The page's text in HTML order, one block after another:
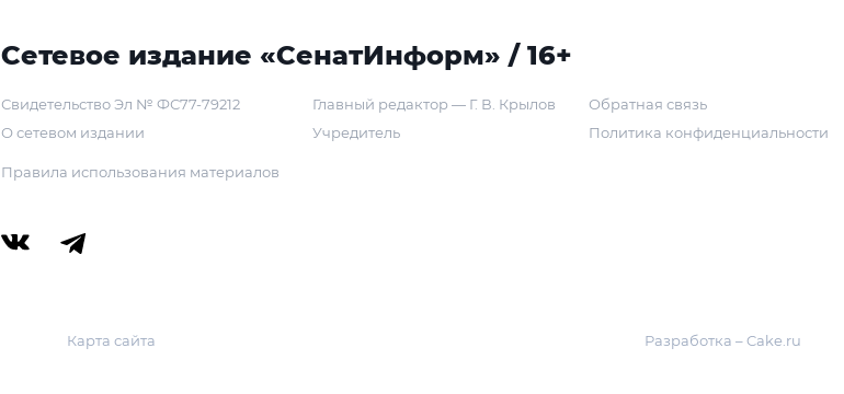
Сетевое издание «СенатИнформ» / 16+
Свидетельство Эл № ФС77-79212
О сетевом издании
Главный редактор — Г. В. Крылов
Учредитель
Обратная связь
Политика конфиденциальности
Правила использования материалов
Карта сайта Разработка – Cake.ru